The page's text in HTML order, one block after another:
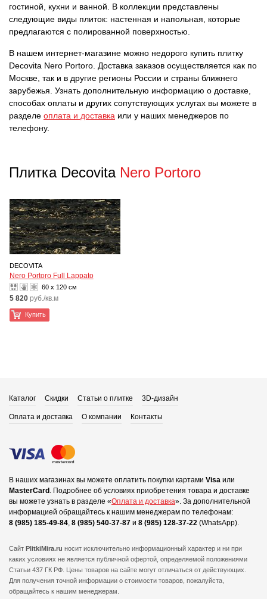
гостиной, кухни и ванной. В коллекции представлены
следующие виды плиток: настенная и напольная, которые
предлагаются с полированной поверхностью.
В нашем интернет-магазине можно недорого купить плитку
Decovita Nero Portoro. Доставка заказов осуществляется как по
Москве, так и в другие регионы России и страны ближнего
зарубежья. Узнать дополнительную информацию о доставке,
способах оплаты и других сопутствующих услугах вы можете в
разделе оплата и доставка или у наших менеджеров по
телефону.
Плитка Decovita Nero Portoro
DECOVITA
Nero Portoro Full Lappato
60 x 120 см
5 820 руб./кв.м
Купить
Каталог Скидки Статьи о плитке 3D-дизайн
Оплата и доставка О компании Контакты
В наших магазинах вы можете оплатить покупки картами Visa или
MasterCard . Подробнее об условиях приобретения товара и доставке
вы можете узнать в разделе «Оплата и доставка». За дополнительной
информацией обращайтесь к нашим менеджерам по телефонам:
8 (985) 185-49-84, 8 (985) 540-37-87 и 8 (985) 128-37-22 (WhatsApp).
Сайт PlitkiMira.ru носит исключительно информационный характер и ни при
каких условиях не является публичной офертой, определяемой положениями
Статьи 437 ГК РФ. Цены товаров на сайте могут отличаться от действующих.
Для получения точной информации о стоимости товаров, пожалуйста,
обращайтесь к нашим менеджерам.